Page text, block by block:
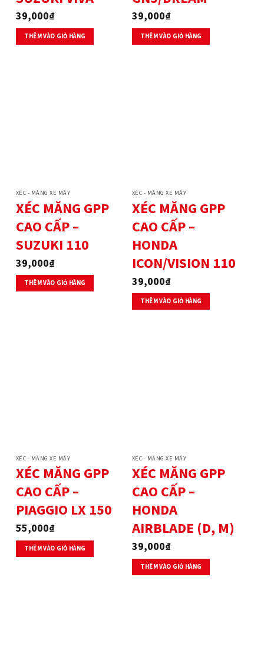
39,000₫
THÊM VÀO GIỎ HÀNG
39,000₫
THÊM VÀO GIỎ HÀNG
XÉC - MĂNG XE MÁY
XÉC MĂNG GPP
CAO CẤP –
SUZUKI 110
39,000₫
THÊM VÀO GIỎ HÀNG
XÉC - MĂNG XE MÁY
XÉC MĂNG GPP
CAO CẤP –
HONDA
ICON/VISION 110
39,000₫
THÊM VÀO GIỎ HÀNG
XÉC - MĂNG XE MÁY
XÉC MĂNG GPP
CAO CẤP –
PIAGGIO LX 150
55,000₫
THÊM VÀO GIỎ HÀNG
XÉC - MĂNG XE MÁY
XÉC MĂNG GPP
CAO CẤP –
HONDA
AIRBLADE (D, M)
39,000₫
THÊM VÀO GIỎ HÀNG